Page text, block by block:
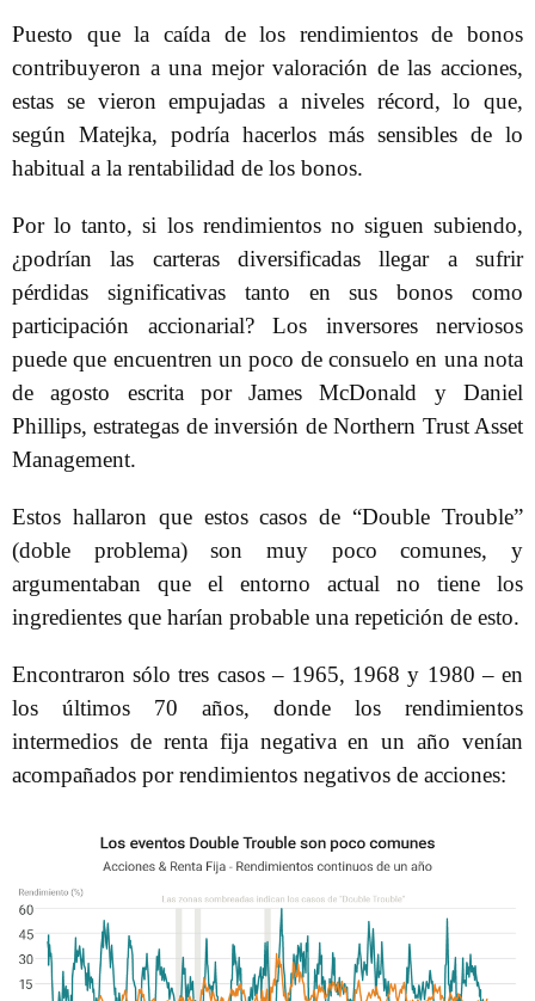
Puesto que la caída de los rendimientos de bonos
contribuyeron a una mejor valoración de las acciones,
estas se vieron empujadas a niveles récord, lo que,
según Matejka, podría hacerlos más sensibles de lo
habitual a la rentabilidad de los bonos.
Por lo tanto, si los rendimientos no siguen subiendo,
¿podrían las carteras diversificadas llegar a sufrir
pérdidas significativas tanto en sus bonos como
participación accionarial? Los inversores nerviosos
puede que encuentren un poco de consuelo en una nota
de agosto escrita por James McDonald y Daniel
Phillips, estrategas de inversión de Northern Trust Asset
Management.
Estos hallaron que estos casos de “Double Trouble”
(doble problema) son muy poco comunes, y
argumentaban que el entorno actual no tiene los
ingredientes que harían probable una repetición de esto.
Encontraron sólo tres casos – 1965, 1968 y 1980 – en
los últimos 70 años, donde los rendimientos
intermedios de renta fija negativa en un año venían
acompañados por rendimientos negativos de acciones: